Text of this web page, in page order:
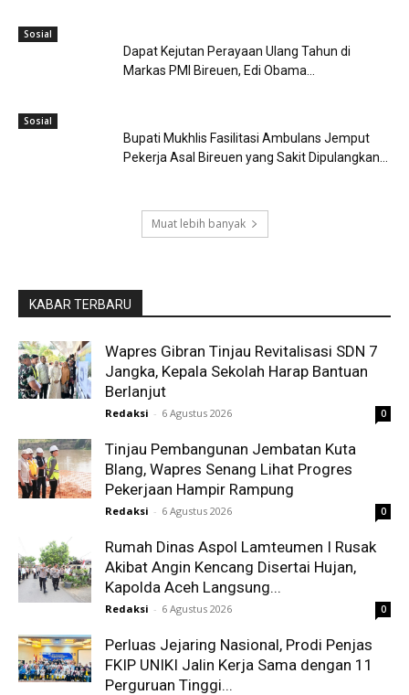
Sosial
Dapat Kejutan Perayaan Ulang Tahun di
Markas PMI Bireuen, Edi Obama...
Sosial
Bupati Mukhlis Fasilitasi Ambulans Jemput
Pekerja Asal Bireuen yang Sakit Dipulangkan...
Muat lebih banyak
KABAR TERBARU
Wapres Gibran Tinjau Revitalisasi SDN 7
Jangka, Kepala Sekolah Harap Bantuan
Berlanjut
Redaksi - 6 Agustus 2026 0
Tinjau Pembangunan Jembatan Kuta
Blang, Wapres Senang Lihat Progres
Pekerjaan Hampir Rampung
Redaksi - 6 Agustus 2026 0
Rumah Dinas Aspol Lamteumen I Rusak
Akibat Angin Kencang Disertai Hujan,
Kapolda Aceh Langsung...
Redaksi - 6 Agustus 2026 0
Perluas Jejaring Nasional, Prodi Penjas
FKIP UNIKI Jalin Kerja Sama dengan 11
Perguruan Tinggi...